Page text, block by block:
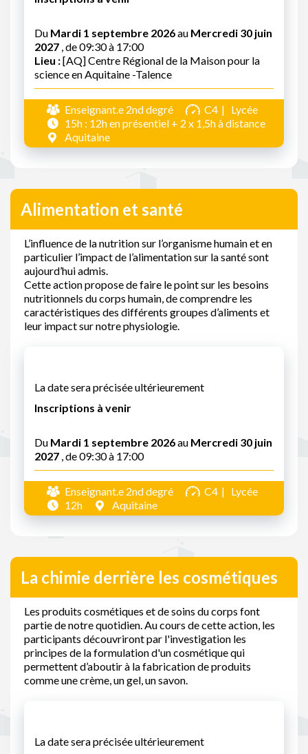
Du Mardi 1 septembre 2026au Mercredi 30 juin
2027 , de 09:30 à 17:00
Lieu :[AQ] Centre Régional de la Maison pour la
science en Aquitaine -Talence
Enseignant.e 2nd degré C4
Lycée
15h : 12h en présentiel + 2 x 1,5h à distance
Aquitaine
Alimentation et santé
L’influence de la nutrition sur l’organisme humain et en
particulier l’impact de l’alimentation sur la santé sont
aujourd’hui admis.
Cette action propose de faire le point sur les besoins
nutritionnels du corps humain, de comprendre les
caractéristiques des différents groupes d’aliments et
leur impact sur notre physiologie.
La date sera précisée ultérieurement
Inscriptions à venir
Du Mardi 1 septembre 2026au Mercredi 30 juin
2027 , de 09:30 à 17:00
Enseignant.e 2nd degré C4
Lycée
12h
Aquitaine
La chimie derrière les cosmétiques
Les produits cosmétiques et de soins du corps font
partie de notre quotidien. Au cours de cette action, les
participants découvriront par l'investigation les
principes de la formulation d'un cosmétique qui
permettent d’aboutir à la fabrication de produits
comme une crème, un gel, un savon.
La date sera précisée ultérieurement